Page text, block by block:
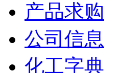
产品求购
公司信息
化工字典